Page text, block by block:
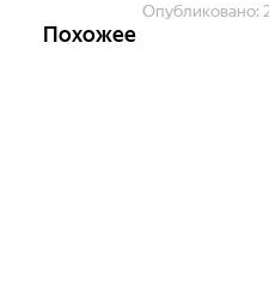
Опубликовано:
Похожее